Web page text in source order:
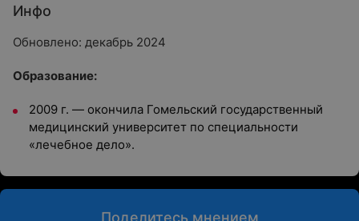
Инфо
Обновлено: декабрь 2024
Образование:
2009 г. — окончила Гомельский государственный
медицинский университет по специальности
«лечебное дело».
Поделитесь мнением